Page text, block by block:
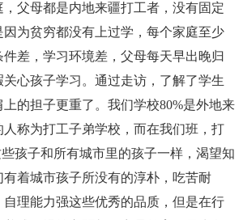
，父母都是内地来疆打工者，没有固定
为贫穷都没有上过学，每个家庭至少
差，学习环境差，父母每天早出晚归
心孩子学习。通过走访，了解了学生
的担子更重了。我们学校80%是外地来
称为打工子弟学校，而在我们班，打
孩子和所有城市里的孩子一样，渴望知
着城市孩子所没有的淳朴，吃苦耐
理能力强这些优秀的品质，但是在行